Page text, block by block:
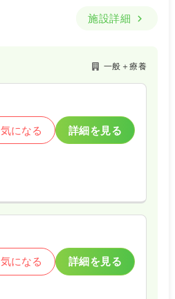
施設詳細
一般＋療養
気になる 詳細を見る
気になる 詳細を見る